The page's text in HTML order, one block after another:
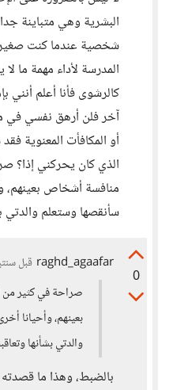
البشرية وهي متباينة
شخصية عندما كنت
المدرسة لأداء مهمة ما
كالرشوى فأنا أعلم
آخر فلن أرهق نفسي في
أو المكافأت المعنوية
الذي كان يحركني إذا؟
منافسة أشخاص بعينهم،
سأنقصها وستعلم والدتي
0
raghd_agaafar قبل
صراحة في كثير
بعينهم، وأحيانا
والدتي بشأنها
بالضبط، وهذا ما